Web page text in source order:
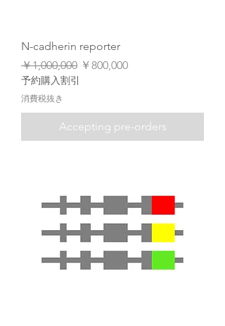
N-cadherin reporter
通常価格
￥1,000,000 セール価格
￥800,000
予約購入割引
消費税抜き
Accepting pre-orders